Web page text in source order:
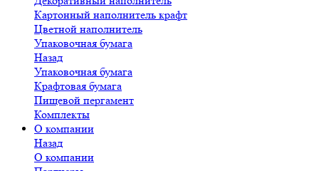
Картонный наполнитель крафт
Цветной наполнитель
Упаковочная бумага
Назад
Упаковочная бумага
Крафтовая бумага
Пищевой пергамент
Комплекты
О компании
Назад
О компании